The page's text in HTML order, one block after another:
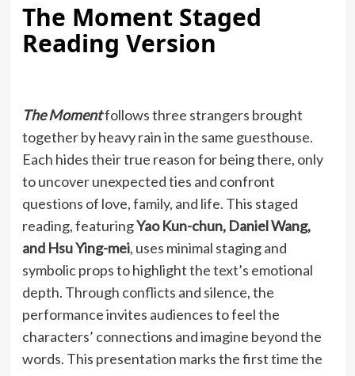
The Moment Staged
Reading Version
The Momentfollows three strangers brought
together by heavy rain in the same guesthouse.
Each hides their true reason for being there, only
to uncover unexpected ties and confront
questions of love, family, and life. This staged
reading, featuringYao Kun-chun, Daniel Wang,
and Hsu Ying-mei, uses minimal staging and
symbolic props to highlight the text’s emotional
depth. Through conflicts and silence, the
performance invites audiences to feel the
characters’ connections and imagine beyond the
words. This presentation marks the first time the